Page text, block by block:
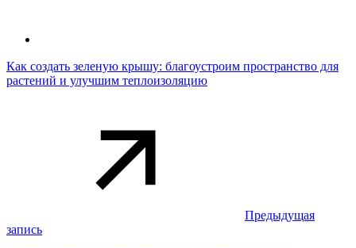
Как создать зеленую крышу: благоустроим пространство для
растений и улучшим теплоизоляцию
Предыдущая
запись